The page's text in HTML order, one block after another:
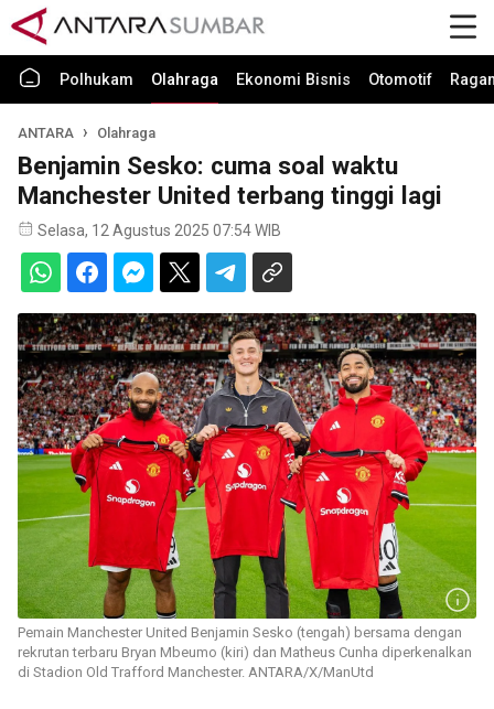
Polhukam Olahraga Ekonomi Bisnis Otomotif
ANTARA Olahraga
Benjamin Sesko: cuma soal waktu
Manchester United terbang tinggi lagi
Selasa, 12 Agustus 2025 07:54 WIB
Pemain Manchester United Benjamin Sesko (tengah) bersama dengan
rekrutan terbaru Bryan Mbeumo (kiri) dan Matheus Cunha diperkenalkan
di Stadion Old Trafford Manchester. ANTARA/X/ManUtd